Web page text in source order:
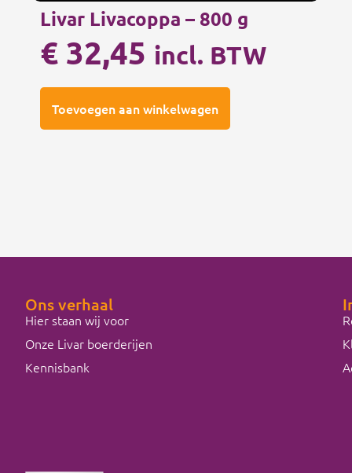
Livar Livacoppa – 800 g
€ 32,45 incl. BTW
Toevoegen aan winkelwagen
Ons verhaal
Hier staan wij voor
Onze Livar boerderijen
Kennisbank